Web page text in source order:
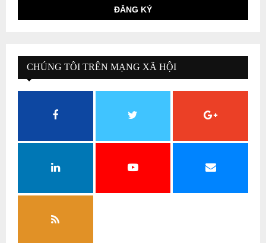
CHÚNG TÔI TRÊN MẠNG XÃ HỘI